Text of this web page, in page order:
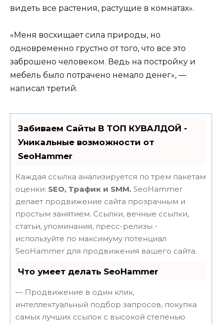
видеть все растения, растущие в комнатах».
«Меня восхищает сила природы, но
одновременно грустно от того, что все это
заброшено человеком. Ведь на постройку и
мебель было потрачено немало денег», —
написал третий.
Забиваем Сайты В ТОП КУВАЛДОЙ -
Уникальные возможности от
SeoHammer
Каждая ссылка анализируется по трем пакетам
оценки: SEO, Трафик и SMM. SeoHammer
делает продвижение сайта прозрачным и
простым занятием. Ссылки, вечные ссылки,
статьи, упоминания, пресс-релизы -
используйте по максимуму потенциал
SeoHammer для продвижения вашего сайта.
Что умеет делать SeoHammer
— Продвижение в один клик,
интеллектуальный подбор запросов, покупка
самых лучших ссылок с высокой степенью